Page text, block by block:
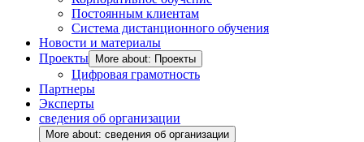
Постоянным клиентам
Система дистанционного обучения
Новости и материалы
Проекты
More about: Проекты
Цифровая грамотность
Партнеры
Эксперты
сведения об организации
More about: сведения об организации